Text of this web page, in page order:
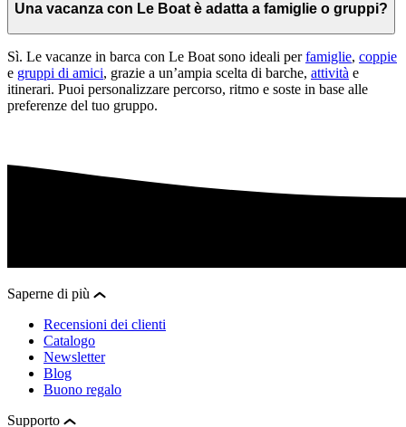
Una vacanza con Le Boat è adatta a famiglie o gruppi?
Sì. Le vacanze in barca con Le Boat sono ideali perfamiglie, coppie
e gruppi di amici, grazie a un’ampia scelta di barche, attività e
itinerari. Puoi personalizzare percorso, ritmo e soste in base alle
preferenze del tuo gruppo.
Saperne di più
Recensioni dei clienti
Catalogo
Newsletter
Blog
Buono regalo
Supporto